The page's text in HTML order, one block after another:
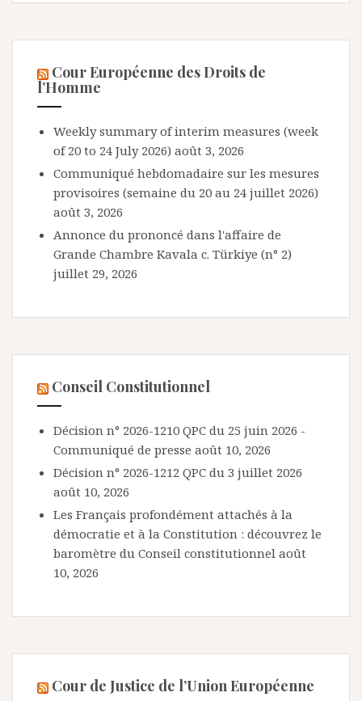
Cour Européenne des Droits de
l’Homme
Weekly summary of interim measures (week
of 20 to 24 July 2026) août 3, 2026
Communiqué hebdomadaire sur les mesures
provisoires (semaine du 20 au 24 juillet 2026)
août 3, 2026
Annonce du prononcé dans l'affaire de
Grande Chambre Kavala c. Türkiye (n° 2)
juillet 29, 2026
Conseil Constitutionnel
Décision n° 2026-1210 QPC du 25 juin 2026 -
Communiqué de presse août 10, 2026
Décision n° 2026-1212 QPC du 3 juillet 2026
août 10, 2026
Les Français profondément attachés à la
démocratie et à la Constitution : découvrez le
baromètre du Conseil constitutionnel août
10, 2026
Cour de Justice de l’Union Européenne